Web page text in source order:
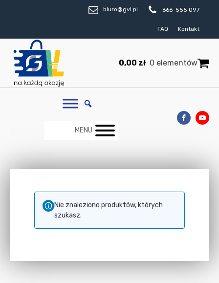
biuro@gvl.pl 666 555 097
FAQ Kontakt
0,00 zł 0 elementów
MENU
Nie znaleziono produktów, których
szukasz.